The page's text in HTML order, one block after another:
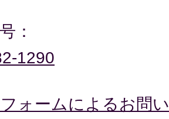
：
1290
ォームによるお問